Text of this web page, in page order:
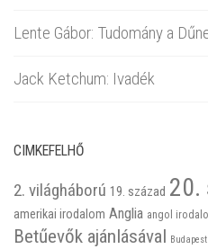
Lente Gábor: Tudomány a
Jack Ketchum: Ivadék
CIMKEFELHŐ
2. világháború 19. század 20.
amerikai irodalom Anglia angol
Betűevők ajánlásával Budapest